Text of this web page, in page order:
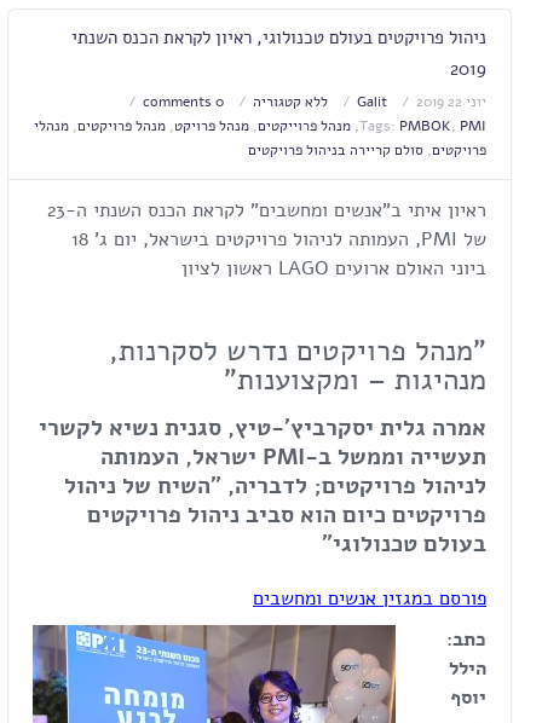
ניהול פרויקטים בעולם טכנולוגי, ראיון לקראת הכנס השנתי
2019
יוני 22 2019 Galit ללא קטגוריה
0 comments
Tags: PMBOK, PMI
, מנהל פרוייקטים, מנהל פרויקט, מנהל פרויקטים, מנהלי
פרויקטים, סולם קריירה בניהול פרויקטים
ראיון איתי ב"אנשים ומחשבים" לקראת הכנס השנתי ה-23
של PMI, העמותה לניהול פרויקטים בישראל, יום ג' 18
ביוני האולם ארועים LAGO ראשון לציון
"מנהל פרויקטים נדרש לסקרנות,
מנהיגות – ומקצוענות"
אמרה גלית יסקרביץ'-טיץ, סגנית נשיא לקשרי
תעשייה וממשל ב-PMI
ישראל, העמותה
לניהול פרויקטים; לדבריה, "השיח של ניהול
פרויקטים כיום הוא סביב ניהול פרויקטים
בעולם טכנולוגי"
פורסם במגזין אנשים ומחשבים
כתב:
הילל
יוסף